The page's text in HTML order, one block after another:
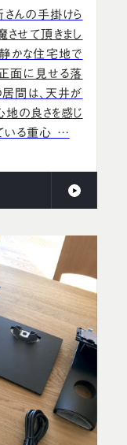
んの手掛けら
せて頂きまし
かな住宅地で
面に見せる落
間は、天井が
の良さを感じ
いる重心 …